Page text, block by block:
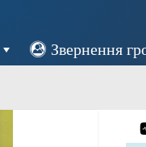
Звернення